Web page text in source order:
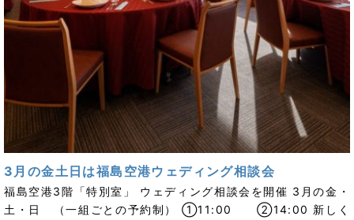
3月の金土日は福島空港ウェディング相談会
福島空港3階「特別室」 ウェディング相談会を開催 3月の金・
土・日 （一組ごとの予約制） ①11:00 ②14:00 新しく